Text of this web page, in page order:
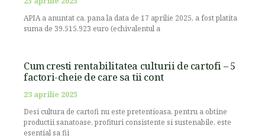
APIA a anuntat ca, pana la data de 17 aprilie 2025, a fost platita
suma de 39.515.923 euro (echivalentul a
Cum cresti rentabilitatea culturii de cartofi – 5
factori-cheie de care sa tii cont
23 aprilie 2025
Desi cultura de cartofi nu este pretentioasa, pentru a obtine
productii sanatoase, profituri consistente si sustenabile, este
esential sa fii